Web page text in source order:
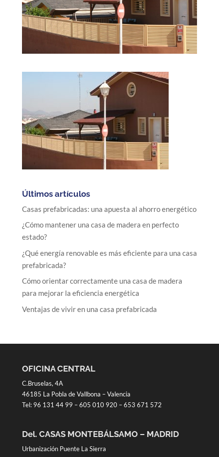
Últimos artículos
Casas prefabricadas: una apuesta al ahorro energético
¿Cómo mantener una casa de madera en perfecto
estado?
¿Qué energía renovable es más eficiente para una casa
prefabricada?
Cómo orientar correctamente una casa de madera
para mejorar la eficiencia energética
Ventajas de vivir en una casa prefabricada
OFICINA CENTRAL
C.Bruselas, 4A
46185 La Pobla de Vallbona – Valencia
Tel: 96 131 44 99 –605 010 920–653 671 572
Del. CASAS MONTEBÁLSAMO – MADRID
Urbanización Puente La Sierra